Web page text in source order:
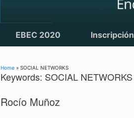
EBEC 2020 Inscripción
Home » SOCIAL NETWORKS
Keywords: SOCIAL NETWORKS
Rocío Muñoz